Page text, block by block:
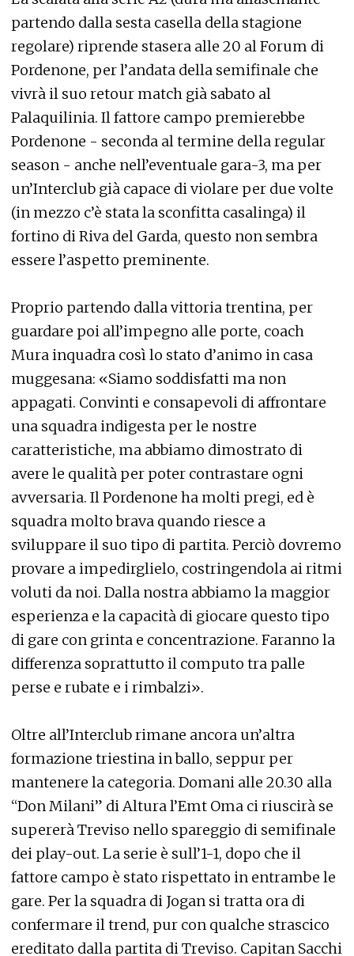
partendo dalla sesta casella della stagione
regolare) riprende stasera alle 20 al Forum di
Pordenone, per l’andata della semifinale che
vivrà il suo retour match già sabato al
Palaquilinia. Il fattore campo premierebbe
Pordenone - seconda al termine della regular
season - anche nell’eventuale gara-3, ma per
un’Interclub già capace di violare per due volte
(in mezzo c’è stata la sconfitta casalinga) il
fortino di Riva del Garda, questo non sembra
essere l’aspetto preminente.
Proprio partendo dalla vittoria trentina, per
guardare poi all’impegno alle porte, coach
Mura inquadra così lo stato d’animo in casa
muggesana: «Siamo soddisfatti ma non
appagati. Convinti e consapevoli di affrontare
una squadra indigesta per le nostre
caratteristiche, ma abbiamo dimostrato di
avere le qualità per poter contrastare ogni
avversaria. Il Pordenone ha molti pregi, ed è
squadra molto brava quando riesce a
sviluppare il suo tipo di partita. Perciò dovremo
provare a impedirglielo, costringendola ai ritmi
voluti da noi. Dalla nostra abbiamo la maggior
esperienza e la capacità di giocare questo tipo
di gare con grinta e concentrazione. Faranno la
differenza soprattutto il computo tra palle
perse e rubate e i rimbalzi».
Oltre all’Interclub rimane ancora un’altra
formazione triestina in ballo, seppur per
mantenere la categoria. Domani alle 20.30 alla
“Don Milani” di Altura l’Emt Oma ci riuscirà se
supererà Treviso nello spareggio di semifinale
dei play-out. La serie è sull’1-1, dopo che il
fattore campo è stato rispettato in entrambe le
gare. Per la squadra di Jogan si tratta ora di
confermare il trend, pur con qualche strascico
ereditato dalla partita di Treviso. Capitan Sacchi